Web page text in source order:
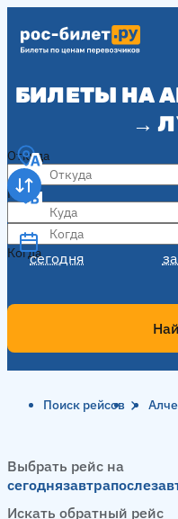
БИЛЕТЫ НА
→
Откуда
Куда
Когда
сегодня
Когда
Поиск рейсов
Выбрать рейс на
сегоднязавтра
Искать обратный рейс